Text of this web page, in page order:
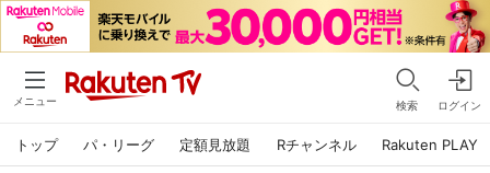
メニュー 検索 ログイン
トップ パ・リーグ 定額見放題 Rチャンネル Rakuten PLAY